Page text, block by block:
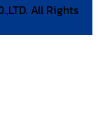
All Rights